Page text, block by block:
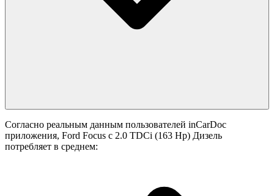
Согласно реальным данным пользователей inCarDoc
приложения, Ford Focus с 2.0 TDCi (163 Hp) Дизель
потребляет в среднем: